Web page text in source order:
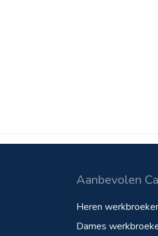
Aanbevolen
Heren
Dames